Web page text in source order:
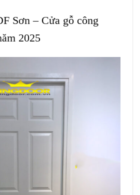
Sơn – Cửa gỗ công
2025